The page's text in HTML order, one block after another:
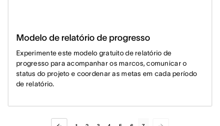
Modelo de relatório de progresso
Experimente este modelo gratuito de relatório de
progresso para acompanhar os marcos, comunicar o
status do projeto e coordenar as metas em cada período
de relatório.